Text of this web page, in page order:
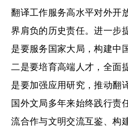
翻译工作服务高水平对外开
界肩负的历史责任。进一步
是要服务国家大局，构建中
二是要培育高端人才，全面
是要加强应用研究，推动翻
国外文局多年来始终践行责
流合作与文明交流互鉴、构